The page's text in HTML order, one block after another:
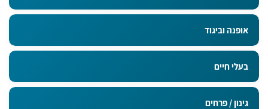
אופנה וביגוד
בעלי חיים
גינון / פרחים